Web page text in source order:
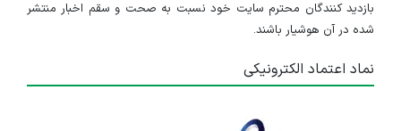
بازدید کنندگان محترم سایت خود نسبت به صحت و سقم اخبار منتشر
شده در آن هوشیار باشند.
نماد اعتماد الکترونیکی